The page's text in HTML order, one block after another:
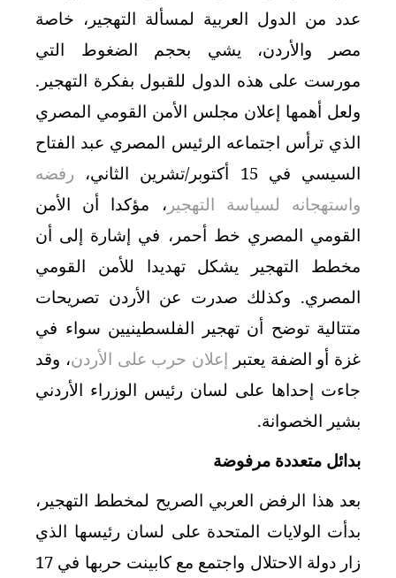
عدد من الدول العربية لمسألة التهجير، خاصة
مصر والأردن، يشي بحجم الضغوط التي
مورست على هذه الدول للقبول بفكرة التهجير.
ولعل أهمها إعلان مجلس الأمن القومي المصري
الذي ترأس اجتماعه الرئيس المصري عبد الفتاح
السيسي في 15 أكتوبر/تشرين الثاني،
رفضه
واستهجانه لسياسة التهجير ، مؤكدا أن الأمن
القومي المصري خط أحمر، في إشارة إلى أن
مخطط التهجير يشكل تهديدا للأمن القومي
المصري. وكذلك صدرت عن الأردن تصريحات
متتالية توضح أن تهجير الفلسطينيين سواء في
غزة أو الضفة يعتبر إعلان حرب على الأردن، وقد
جاءت إحداها على لسان رئيس الوزراء الأردني
بشير الخصوانة.
بدائل متعددة مرفوضة
بعد هذا الرفض العربي الصريح لمخطط التهجير،
بدأت الولايات المتحدة على لسان رئيسها الذي
زار دولة الاحتلال واجتمع مع كابينت حربها في 17